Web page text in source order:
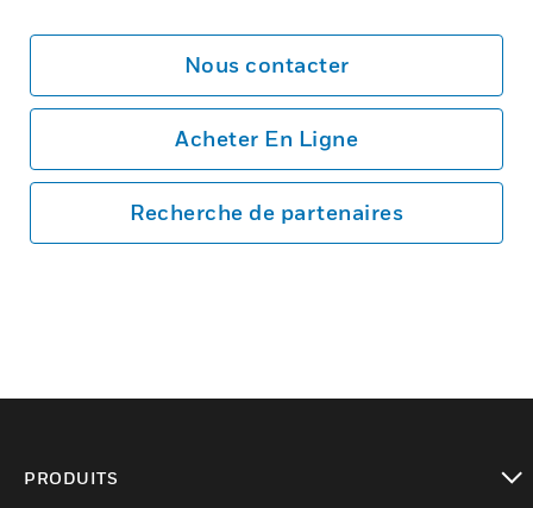
Nous contacter
Acheter En Ligne
Recherche de partenaires
PRODUITS